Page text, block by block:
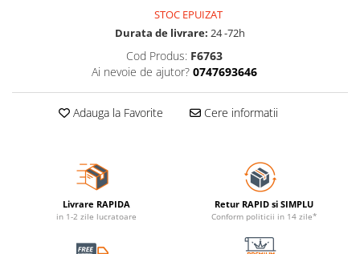
STOC EPUIZAT
Durata de livrare: 24 -72h
Cod Produs: F6763
Ai nevoie de ajutor? 0747693646
Adauga la Favorite Cere informatii
Livrare RAPIDA
in 1-2 zile lucratoare
Retur RAPID si SIMPLU
Conform politicii in 14 zile*